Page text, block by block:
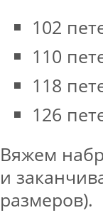
102
110
118
126
Вяжем
и
размеров).